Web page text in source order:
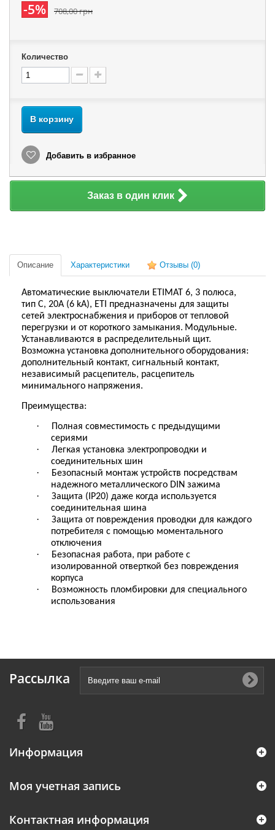
-5% 708,00 грн
Количество
В корзину
Добавить в избранное
Заказ в один клик
Описание Характеристики Отзывы (0)
Автоматические выключатели ETIMAT 6, 3 полюса,
тип C, 20А (6 kA), ETI предназначены для защиты
сетей электроснабжения и приборов от тепловой
перегрузки и от короткого замыкания. Модульные.
Устанавливаются в распределительный щит.
Возможна установка дополнительногооборудования:
дополнительный контакт, сигнальный контакт,
независимый расцепитель, расцепитель
минимального напряжения.
Преимущества:
·
Полная совместимость с предыдущими
сериями
·
Легкая установка электропроводки и
соединительных шин
·
Безопасный монтаж устройств посредствам
надежного металлического DIN зажима
·
Защита (IP20) даже когда используется
соединительная шина
·
Защита от повреждения проводки для каждого
потребителя с помощью моментального
отключения
·
Безопасная работа, при работе с
изолированной отверткой без повреждения
корпуса
·
Возможность пломбировки для специального
использования
Рассылка
Информация
Моя учетная запись
Контактная информация